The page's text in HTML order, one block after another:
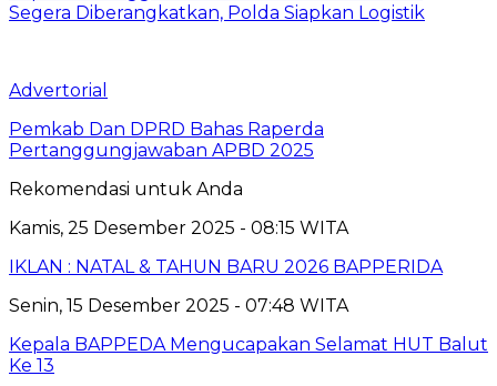
Segera Diberangkatkan, Polda Siapkan Logistik
Advertorial
Pemkab Dan DPRD Bahas Raperda
Pertanggungjawaban APBD 2025
Rekomendasi untuk Anda
Kamis, 25 Desember 2025 - 08:15 WITA
IKLAN : NATAL & TAHUN BARU 2026 BAPPERIDA
Senin, 15 Desember 2025 - 07:48 WITA
Kepala BAPPEDA Mengucapakan Selamat HUT Balut
Ke 13